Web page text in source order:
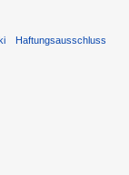
Haftungsausschluss